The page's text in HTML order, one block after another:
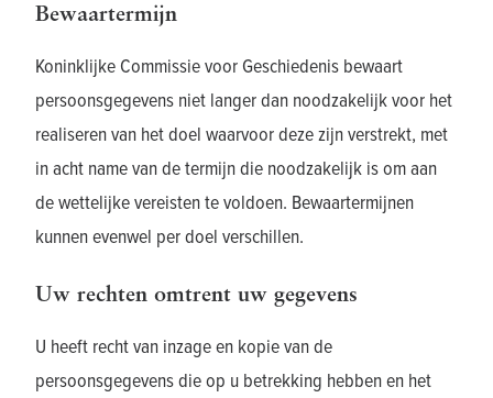
Bewaartermijn
Koninklijke Commissie voor Geschiedenis bewaart
persoonsgegevens niet langer dan noodzakelijk voor het
realiseren van het doel waarvoor deze zijn verstrekt, met
in acht name van de termijn die noodzakelijk is om aan
de wettelijke vereisten te voldoen. Bewaartermijnen
kunnen evenwel per doel verschillen.
Uw rechten omtrent uw gegevens
U heeft recht van inzage en kopie van de
persoonsgegevens die op u betrekking hebben en het